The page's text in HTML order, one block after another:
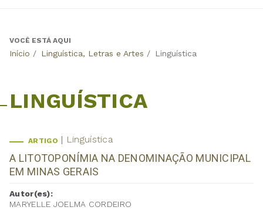
Back
VOCÊ ESTÁ AQUI
Início / Linguística, Letras e Artes / Linguística
LINGUÍSTICA
ARTIGO Linguística
A LITOTOPONÍMIA NA DENOMINAÇÃO MUNICIPAL
EM MINAS GERAIS
Autor(es):
MARYELLE JOELMA CORDEIRO